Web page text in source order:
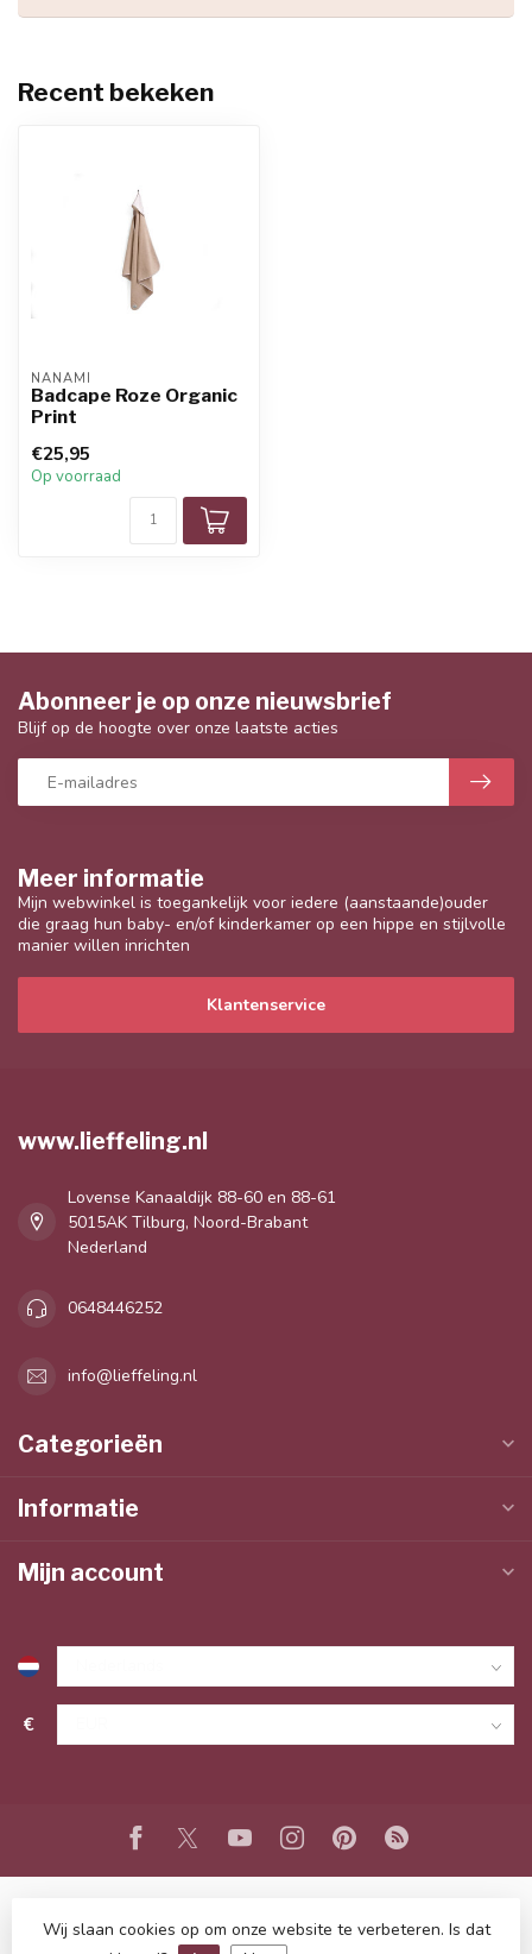
Recent bekeken
NANAMI
Badcape Roze Organic
Print
€25,95
Op voorraad
Meer informatie
Mijn webwinkel is toegankelijk voor iedere (aanstaande)ouder
die graag hun baby- en/of kinderkamer op een hippe en stijlvolle
manier willen inrichten
Klantenservice
Abonneer je op onze nieuwsbrief
Blijf op de hoogte over onze laatste acties
www.lieffeling.nl
Lovense Kanaaldijk 88-60 en 88-61
5015AK Tilburg, Noord-Brabant
Nederland
0648446252
info@lieffeling.nl
Categorieën
Informatie
Mijn account
€
© Copyright 2026 www.lieffeling.nl- Powered byLightspeed-
Wij slaan cookies op om onze website te verbeteren. Is dat